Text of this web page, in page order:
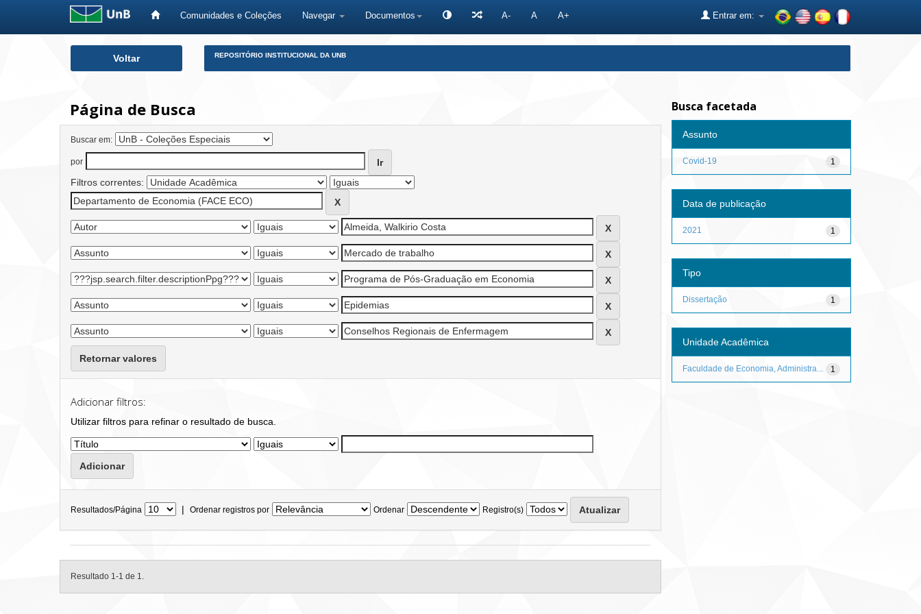
Comunidades e Coleções Navegar Documentos A- A A+ Entrar em:
Voltar REPOSITÓRIO INSTITUCIONAL DA UNB
Página de Busca
Buscar em:
por
Filtros correntes:
Retornar valores
Adicionar filtros:
Utilizar filtros para refinar o resultado de busca.
Resultados/Página | Ordenar registros por Ordenar Registro(s)
Resultado 1-1 de 1.
Busca facetada
Assunto
1
Covid-19
Data de publicação
1
2021
Tipo
1
Dissertação
Unidade Acadêmica
1
Faculdade de Economia, Administra...